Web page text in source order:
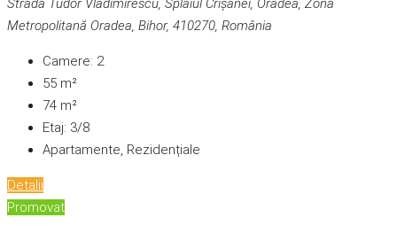
Strada Tudor Vladimirescu, Splaiul Crișanei, Oradea, Zona
Metropolitană Oradea, Bihor, 410270, România
Camere: 2
55 m²
74 m²
Etaj: 3/8
Apartamente, Rezidențiale
Detalii
Promovat